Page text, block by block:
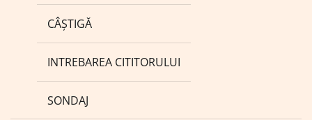
CÂȘTIGĂ
INTREBAREA CITITORULUI
SONDAJ